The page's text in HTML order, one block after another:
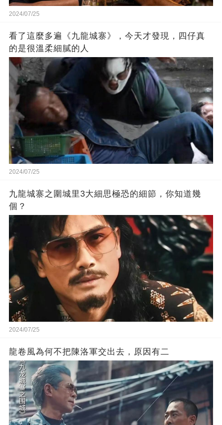
2024/07/25
看了這麼多遍《九龍城寨》，今天才發現，四仔真
的是很溫柔細膩的人
2024/07/25
九龍城寨之圍城里3大細思極恐的細節，你知道幾
個？
2024/07/25
龍卷風為何不把陳洛軍交出去，原因有二